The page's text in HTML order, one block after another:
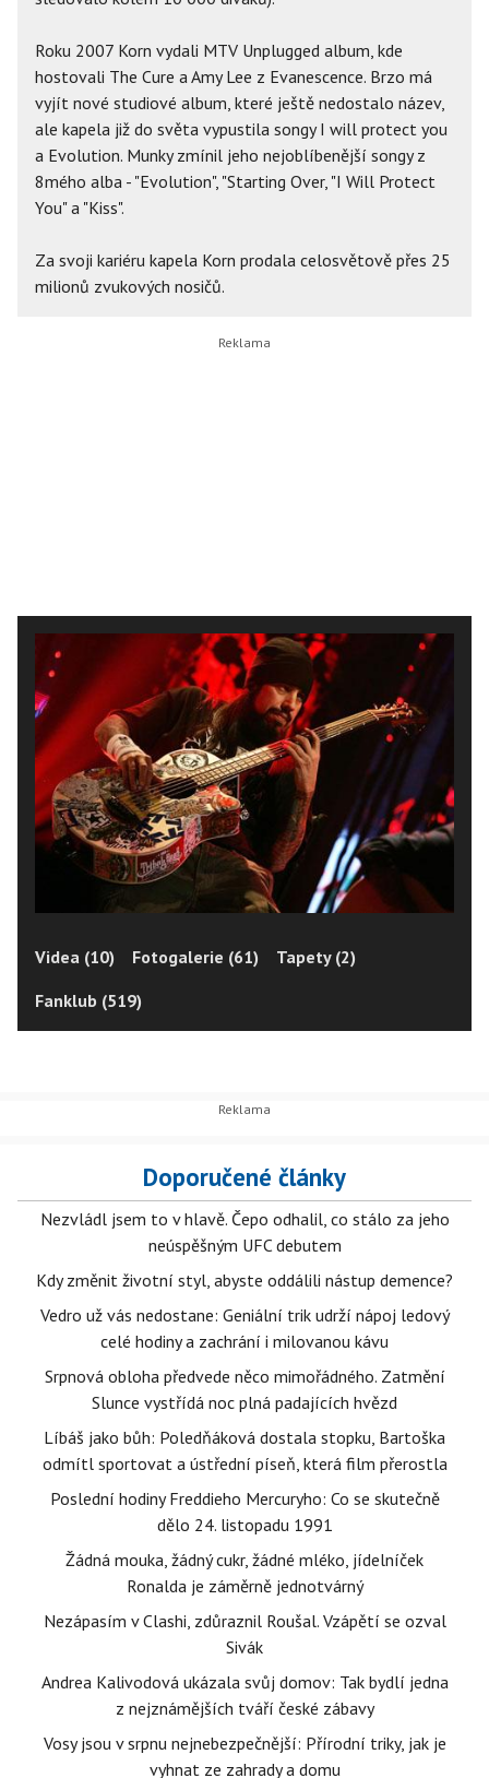
Roku 2007 Korn vydali MTV Unplugged album, kde
hostovali The Cure a Amy Lee z Evanescence. Brzo má
vyjít nové studiové album, které ještě nedostalo název,
ale kapela již do světa vypustila songy I will protect you
a Evolution. Munky zmínil jeho nejoblíbenější songy z
8mého alba - "Evolution", "Starting Over, "I Will Protect
You" a "Kiss".
Za svoji kariéru kapela Korn prodala celosvětově přes 25
milionů zvukových nosičů.
Videa (10) Fotogalerie (61)
Tapety (2)
Fanklub (519)
Doporučené články
Nezvládl jsem to v hlavě. Čepo odhalil, co stálo za jeho
neúspěšným UFC debutem
Kdy změnit životní styl, abyste oddálili nástup demence?
Vedro už vás nedostane: Geniální trik udrží nápoj ledový
celé hodiny a zachrání i milovanou kávu
Srpnová obloha předvede něco mimořádného. Zatmění
Slunce vystřídá noc plná padajících hvězd
Líbáš jako bůh: Poledňáková dostala stopku, Bartoška
odmítl sportovat a ústřední píseň, která film přerostla
Poslední hodiny Freddieho Mercuryho: Co se skutečně
dělo 24. listopadu 1991
Žádná mouka, žádný cukr, žádné mléko, jídelníček
Ronalda je záměrně jednotvárný
Nezápasím v Clashi, zdůraznil Roušal. Vzápětí se ozval
Sivák
Andrea Kalivodová ukázala svůj domov: Tak bydlí jedna
z nejznámějších tváří české zábavy
Vosy jsou v srpnu nejnebezpečnější: Přírodní triky, jak je
vyhnat ze zahrady a domu